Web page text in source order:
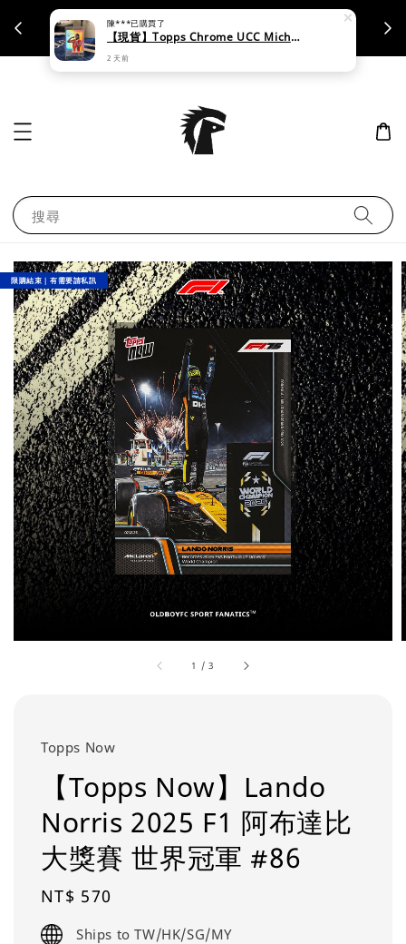
支援刷卡｜皆開立統一發票
搜尋
1 /3
限購結束｜有需要請私訊
Topps Now
【Topps Now】Lando
Norris 2025 F1 阿布達比
大獎賽 世界冠軍 #86
Regular
price
NT$ 570
Ships to TW/HK/SG/MY
陳***已購買了
【現貨】Topps Chrome UCC Michael Olise
2 天前